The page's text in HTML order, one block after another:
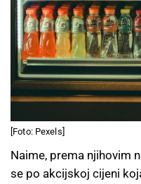
[Foto: Pexels]
Naime, prema njihovim
se po akcijskoj cijeni